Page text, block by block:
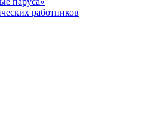
работников